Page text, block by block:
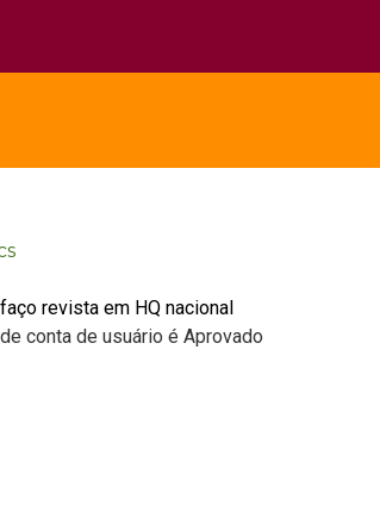
revista em HQ nacional
conta de usuário é Aprovado